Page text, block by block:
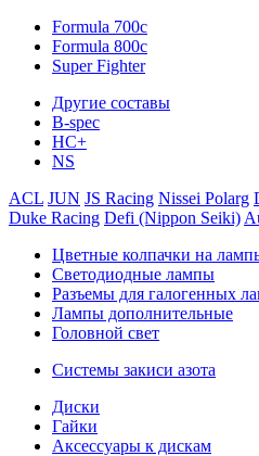
Formula 700c
Formula 800c
Super Fighter
Другие составы
B-spec
HC+
NS
ACL JUN JS Racing Nissei Polarg
Duke Racing Defi (Nippon Seiki)
Цветные колпачки на
Светодиодные лампы
Разъемы для галогенных
Лампы дополнительные
Головной свет
Системы закиси азота
Диски
Гайки
Аксессуары к дискам